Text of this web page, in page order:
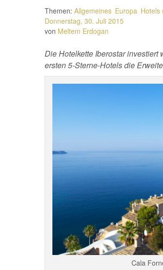
Themen: Allgemeines Europa Hotels
Donnerstag, 30. Juli 2015
von Meltem Erdogan
Die Hotelkette Iberostar
ersten 5-Sterne-Hotels die
Cala